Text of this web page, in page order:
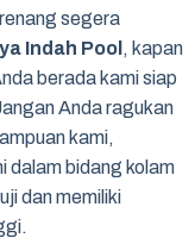
segera
Indah Pool , kapan
berada kami siap
Anda ragukan
kami,
dalam bidang kolam
dan memiliki